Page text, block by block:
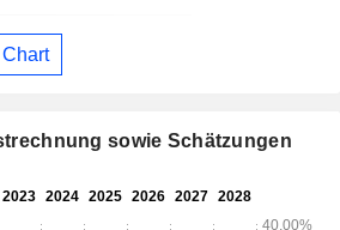
sowie Schätzungen